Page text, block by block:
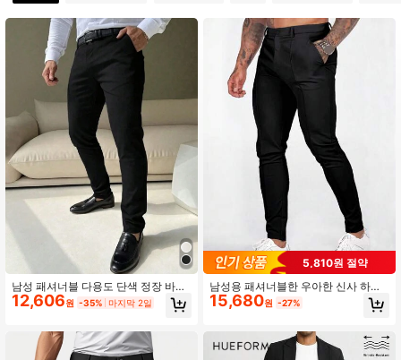
4.89 5.1K 팔로워
4.89 5.1K 팔로워
4.89 5.1K 팔로워
4.89 5.1K 팔로워
남성 패셔너블 다용도 단색 정장 바지,
통근 복장
12,606원 -35% 마지막 2일
5,810원 절약
남성용 패셔너블한 우아한 신사 하이
엔드 바지, 남성용 고급 비즈니스 솔리
드 컬러 다용도 통근 여름 얇은 캐주얼
물용으로 적합
15,680원 -27%